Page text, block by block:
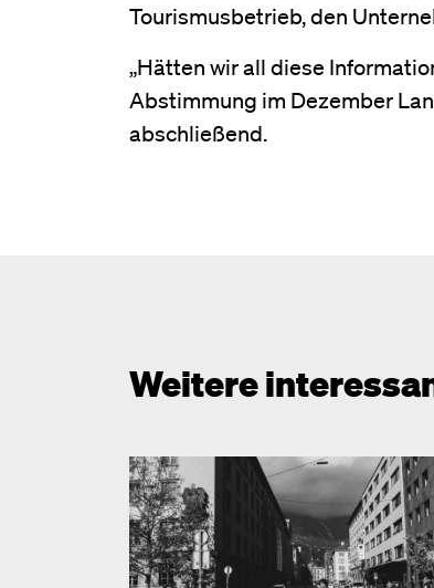
Tourismusbetrieb, den
„Hätten wir all diese
Abstimmung im Dezember
abschließend.
Weitere